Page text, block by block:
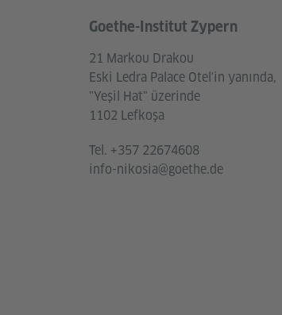
Service- und Informationsbereich
Goethe-Institut Zypern
21 Markou Drakou
Eski Ledra Palace Otel'in yanında,
"Yeşil Hat" üzerinde
1102 Lefkoşa
Tel. +357 22674608
info-nikosia@goethe.de